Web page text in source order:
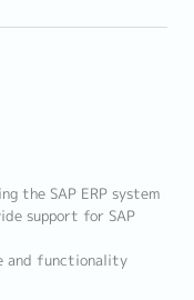
the SAP ERP system
support for SAP
and functionality